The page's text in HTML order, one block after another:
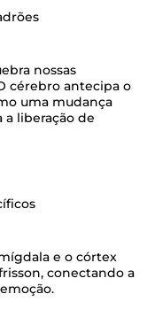
nossas
cérebro antecipa o
uma mudança
liberação de
e o córtex
conectando a